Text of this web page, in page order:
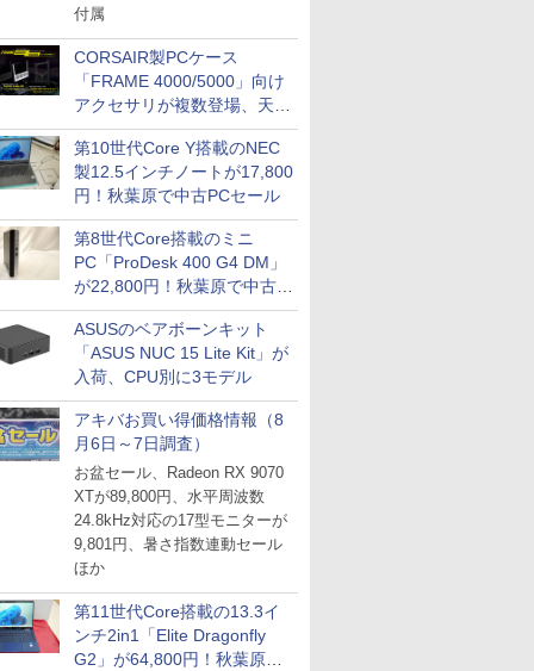
付属
CORSAIR製PCケース
「FRAME 4000/5000」向け
アクセサリが複数登場、天然
木製パネルや背面コネクタ対
応トレイなど
第10世代Core Y搭載のNEC
製12.5インチノートが17,800
円！秋葉原で中古PCセール
第8世代Core搭載のミニ
PC「ProDesk 400 G4 DM」
が22,800円！秋葉原で中古
PCセール
ASUSのベアボーンキット
「ASUS NUC 15 Lite Kit」が
入荷、CPU別に3モデル
アキバお買い得価格情報（8
月6日～7日調査）
お盆セール、Radeon RX 9070
XTが89,800円、水平周波数
24.8kHz対応の17型モニターが
9,801円、暑さ指数連動セール
ほか
第11世代Core搭載の13.3イ
ンチ2in1「Elite Dragonfly
G2」が64,800円！秋葉原で